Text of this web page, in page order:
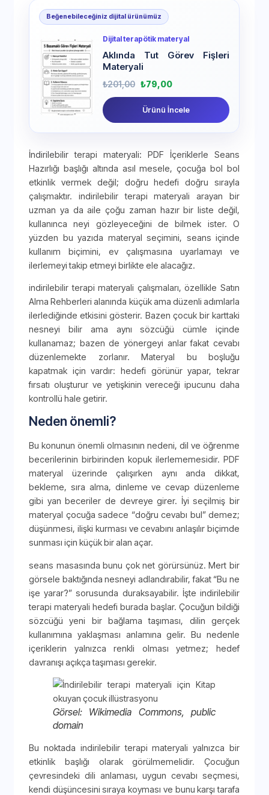
Beğenebileceğiniz dijital ürünümüz
Dijital terapötik materyal
Aklında Tut Görev Fişleri
Materyali
₺201,00 ₺79,00
Ürünü İncele
İndirilebilir terapi materyali: PDF İçeriklerle Seans
Hazırlığı başlığı altında asıl mesele, çocuğa bol bol
etkinlik vermek değil; doğru hedefi doğru sırayla
çalışmaktır. indirilebilir terapi materyali arayan bir
uzman ya da aile çoğu zaman hazır bir liste değil,
kullanınca neyi gözleyeceğini de bilmek ister. O
yüzden bu yazıda materyal seçimini, seans içinde
kullanım biçimini, ev çalışmasına uyarlamayı ve
ilerlemeyi takip etmeyi birlikte ele alacağız.
indirilebilir terapi materyali çalışmaları, özellikle Satın
Alma Rehberleri alanında küçük ama düzenli adımlarla
ilerlediğinde etkisini gösterir. Bazen çocuk bir karttaki
nesneyi bilir ama aynı sözcüğü cümle içinde
kullanamaz; bazen de yönergeyi anlar fakat cevabı
düzenlemekte zorlanır. Materyal bu boşluğu
kapatmak için vardır: hedefi görünür yapar, tekrar
fırsatı oluşturur ve yetişkinin vereceği ipucunu daha
kontrollü hale getirir.
Neden önemli?
Bu konunun önemli olmasının nedeni, dil ve öğrenme
becerilerinin birbirinden kopuk ilerlememesidir. PDF
materyal üzerinde çalışırken aynı anda dikkat,
bekleme, sıra alma, dinleme ve cevap düzenleme
gibi yan beceriler de devreye girer. İyi seçilmiş bir
materyal çocuğa sadece “doğru cevabı bul” demez;
düşünmesi, ilişki kurması ve cevabını anlaşılır biçimde
sunması için küçük bir alan açar.
seans masasında bunu çok net görürsünüz. Mert bir
görsele baktığında nesneyi adlandırabilir, fakat “Bu ne
işe yarar?” sorusunda duraksayabilir. İşte indirilebilir
terapi materyali hedefi burada başlar. Çocuğun bildiği
sözcüğü yeni bir bağlama taşıması, dilin gerçek
kullanımına yaklaşması anlamına gelir. Bu nedenle
içeriklerin yalnızca renkli olması yetmez; hedef
davranışı açıkça taşıması gerekir.
Görsel: Wikimedia Commons, public
domain
Bu noktada indirilebilir terapi materyali yalnızca bir
etkinlik başlığı olarak görülmemelidir. Çocuğun
çevresindeki dili anlaması, uygun cevabı seçmesi,
kendi düşüncesini sıraya koyması ve bunu karşı tarafa